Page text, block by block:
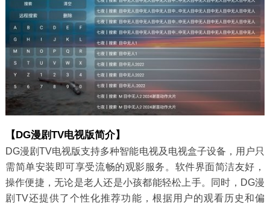
【DG漫剧TV电视版简介】
DG漫剧TV电视版支持多种智能电视及电视盒子设备，用户只
需简单安装即可享受流畅的观影服务。软件界面简洁友好，
操作便捷，无论是老人还是小孩都能轻松上手。同时，DG漫
剧TV还提供了个性化推荐功能，根据用户的观看历史和偏